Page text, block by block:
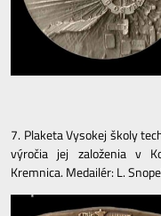
7. Plaketa Vysokej školy
výročia jej založenia v
Kremnica. Medailér: L.